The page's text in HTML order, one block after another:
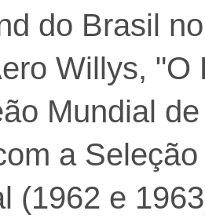
do Brasil
Willys, "O
Mundial
a
(1962 e